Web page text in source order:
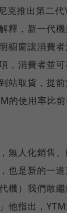
克推出第二代
釋，新一代
櫥窗讓消費
，消費者並
站取貨，提前
的使用率比前
無人化銷售
也是新的一
機）我們敢
他指出，